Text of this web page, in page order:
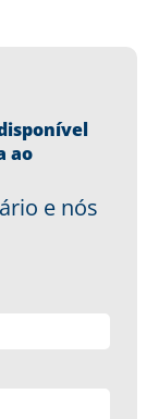
ao
e nós